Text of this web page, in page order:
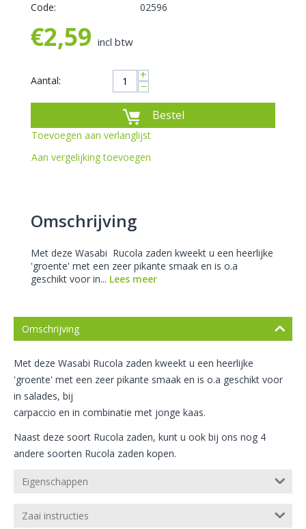
Code: 02596
€2,59 incl btw
Aantal: +
−
Bestel
Toevoegen aan verlanglijst
Aan vergelijking toevoegen
Omschrijving
Met deze Wasabi Rucola zaden kweekt u een heerlijke
'groente' met een zeer pikante smaak en is o.a
geschikt voor in... Lees meer
Omschrijving
Met deze Wasabi Rucola zaden kweekt u een heerlijke
'groente' met een zeer pikante smaak en is o.a geschikt voor
in salades, bij
carpaccio en in combinatie met jonge kaas.
Naast deze soort Rucola zaden, kunt u ook bij ons nog 4
andere soorten Rucola zaden kopen.
Eigenschappen
Zaai instructies